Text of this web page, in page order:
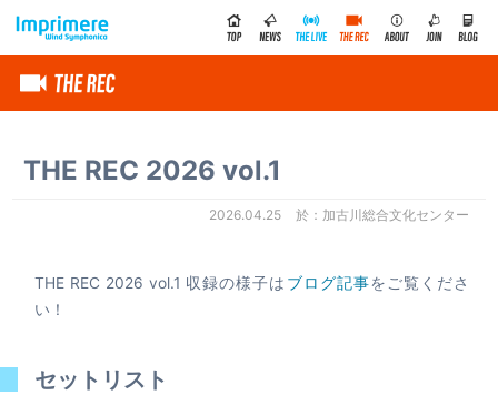
THE REC 2026 vol.1
2026.04.25 加古川総合文化センター
THE REC 2026 vol.1 収録の様子は ブログ記事をご覧くださ
い！
セットリスト